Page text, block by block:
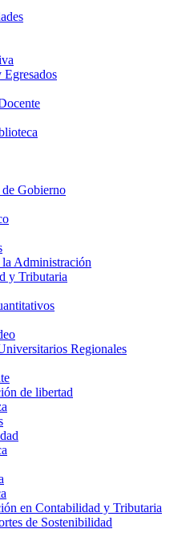
Egresados
de Gobierno
Administración
y Tributaria
Regionales
de libertad
en Contabilidad y Tributaria
de Sostenibilidad